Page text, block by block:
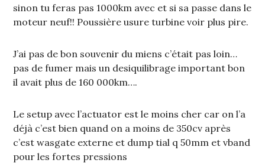
sinon tu feras pas 1000km avec et si sa passe dans le
moteur neuf!! Poussière usure turbine voir plus pire.
J’ai pas de bon souvenir du miens c’était pas loin…
pas de fumer mais un desiquilibrage important bon
il avait plus de 160 000km….
Le setup avec l’actuator est le moins cher car on l’a
déjà c’est bien quand on a moins de 350cv après
c’est wasgate externe et dump tial q 50mm et vband
pour les fortes pressions